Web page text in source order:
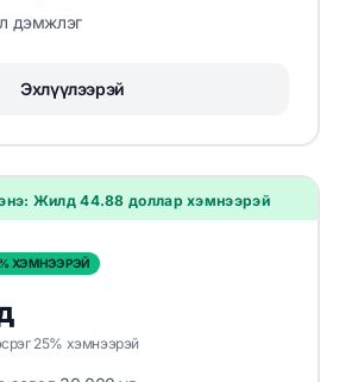
дэмжлэг
Эхлүүлээрэй
Жилд 44.88 доллар хэмнээрэй
ХЭМНЭЭРЭЙ
25% хэмнээрэй